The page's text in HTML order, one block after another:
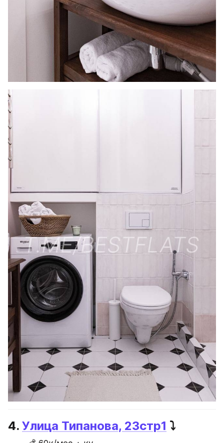
4. Улица Типанова, 23стр1 ⤵️